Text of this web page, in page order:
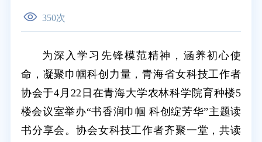
350次
为深入学习先锋模范精神，涵养初心使
命，凝聚巾帼科创力量，青海省女科技工作者
协会于4月22日在青海大学农林科学院育种楼5
楼会议室举办“书香润巾帼 科创绽芳华”主题读
书分享会。协会女科技工作者齐聚一堂，共读